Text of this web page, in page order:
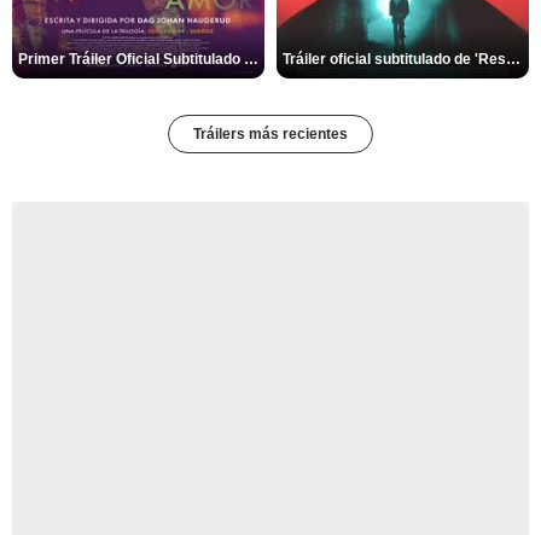
Primer Tráiler Oficial Subtitulado de 'Sueños (Sexo - Amor)' Tráiler oficial subtitulado de 'Resurrection'
Tráilers más recientes